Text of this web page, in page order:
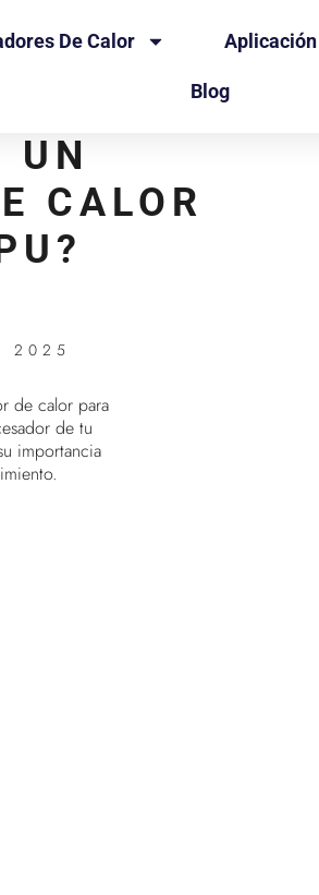
De Calor Aplicación
Blog
UN
CALOR
2025
de calor para
de tu
importancia